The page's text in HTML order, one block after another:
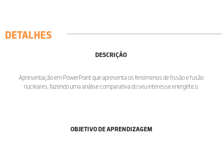
DETALHES
DESCRIÇÃO
Apresentação em PowerPoint que apresenta os fenómenos de fissão e fusão
nucleares, fazendo uma análise comparativa do seu interesse energético.
OBJETIVO DE APRENDIZAGEM